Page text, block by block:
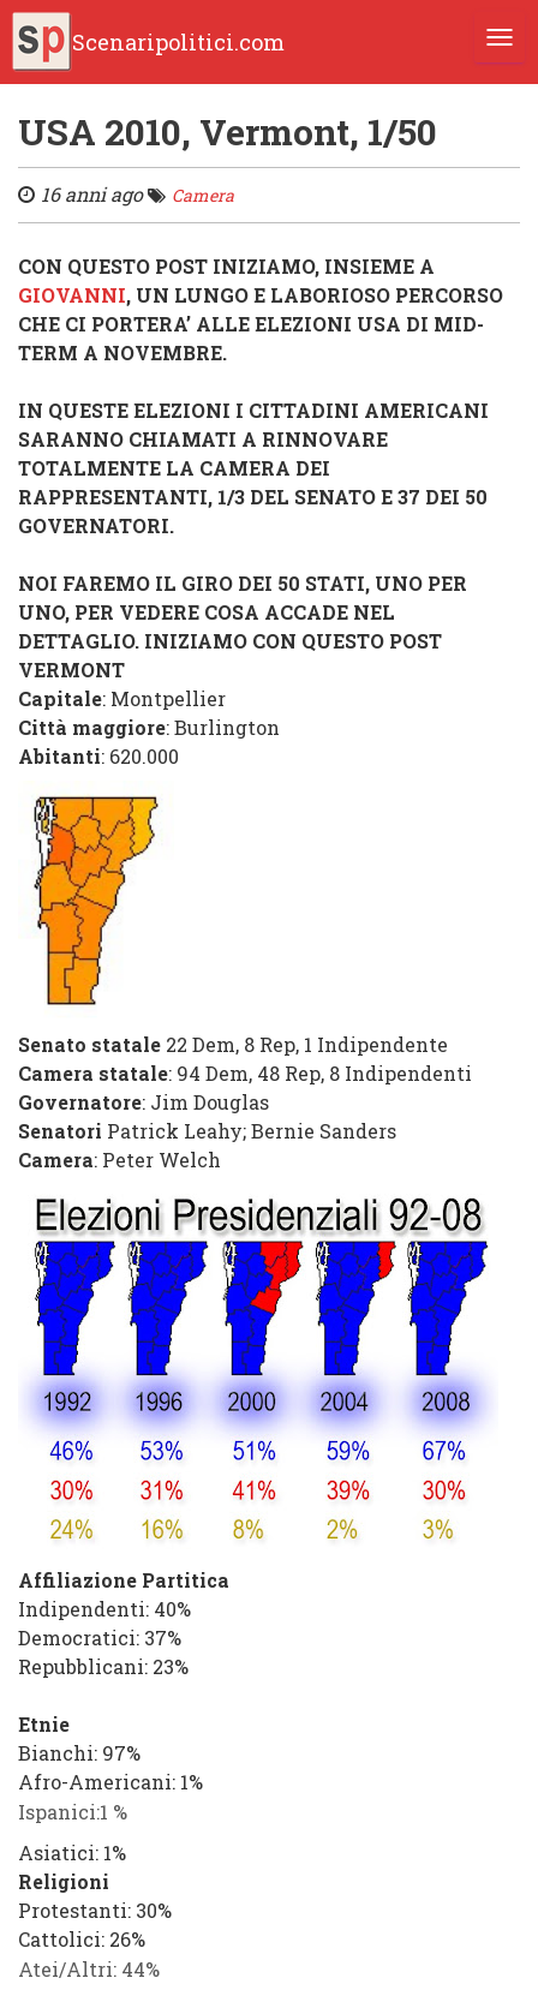
Scenaripolitici.com
USA 2010, Vermont, 1/50
16 anni ago Camera
CON QUESTO POST INIZIAMO, INSIEME A
GIOVANNI, UN LUNGO E LABORIOSO PERCORSO
CHE CI PORTERA’ ALLE ELEZIONI USA DI MID-
TERM A NOVEMBRE.
IN QUESTE ELEZIONI I CITTADINI AMERICANI
SARANNO CHIAMATI A RINNOVARE
TOTALMENTE LA CAMERA DEI
RAPPRESENTANTI, 1/3 DEL SENATO E 37 DEI 50
GOVERNATORI.
NOI FAREMO IL GIRO DEI 50 STATI, UNO PER
UNO, PER VEDERE COSA ACCADE NEL
DETTAGLIO. INIZIAMO CON QUESTO POST
VERMONT
Capitale: Montpellier
Città maggiore: Burlington
Abitanti: 620.000
Senato statale 22 Dem, 8 Rep, 1 Indipendente
Camera statale: 94 Dem, 48 Rep, 8 Indipendenti
Governatore: Jim Douglas
Senatori Patrick Leahy;Bernie Sanders
Camera: Peter Welch
Affiliazione Partitica
Indipendenti: 40%
Democratici: 37%
Repubblicani: 23%
Etnie
Bianchi: 97%
Afro-Americani: 1%
Ispanici:1 %
Asiatici: 1%
Religioni
Protestanti: 30%
Cattolici: 26%
Atei/Altri: 44%